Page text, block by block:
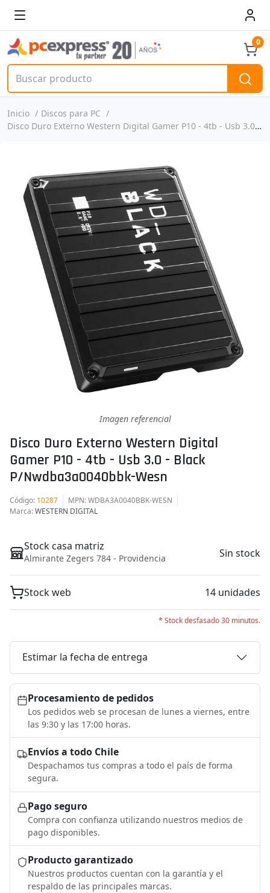
0
Inicio
Discos para PC
Disco Duro Externo Western Digital Gamer P10 - 4tb - Usb 3.0 - Black P/nwdba3a0040bbk-wesn
Imagen referencial
Disco Duro Externo Western Digital
Gamer P10 - 4tb - Usb 3.0 - Black
P/nwdba3a0040bbk-Wesn
Código: 10287 MPN: WDBA3A0040BBK-WESN
Marca:WESTERN DIGITAL
Stock casa matriz
Almirante Zegers 784 - Providencia Sin stock
Stock web 14 unidades
* Stock desfasado 30 minutos.
Estimar la fecha de entrega
Procesamiento de pedidos
Los pedidos web se procesan de lunes a viernes, entre
las 9:30 y las 17:00 horas.
Envíos a todo Chile
Despachamos tus compras a todo el país de forma
segura.
Pago seguro
Compra con confianza utilizando nuestros medios de
pago disponibles.
Producto garantizado
Nuestros productos cuentan con la garantía y el
respaldo de las principales marcas.